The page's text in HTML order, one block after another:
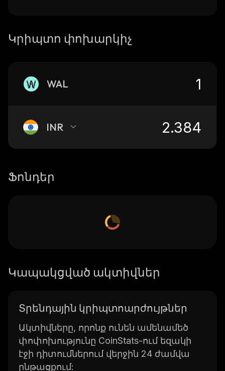
Կրիպտո փոխարկիչ
WAL
INR
Ֆոնդեր
Կապակցված ակտիվներ
Տրենդային կրիպտոարժույթներ
Ակտիվները, որոնք ունեն ամենամեծ
փոփոխությունը CoinStats-ում եզակի
էջի դիտումներում վերջին 24 ժամվա
ընթացքում: